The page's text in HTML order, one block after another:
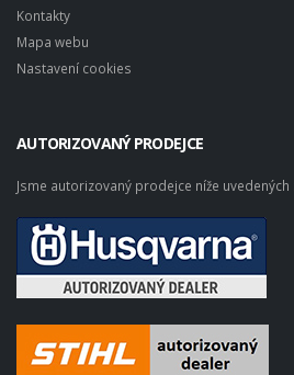
Kontakty
Mapa webu
Nastavení cookies
AUTORIZOVANÝ PRODEJCE
Jsme autorizovaný prodejce níže uvedených